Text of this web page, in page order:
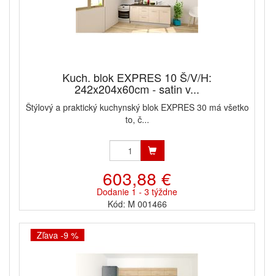
Kuch. blok EXPRES 10 Š/V/H:
242x204x60cm - satin v...
Štýlový a praktický kuchynský blok EXPRES 30 má všetko
to, č...
603,88 €
Dodanie 1 - 3 týždne
Kód: M 001466
Zľava -9 %